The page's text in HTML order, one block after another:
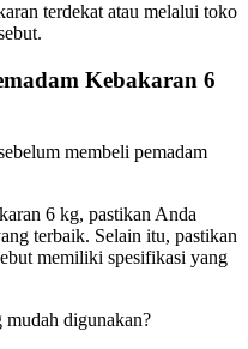
terdekat atau melalui toko
Kebakaran 6
membeli pemadam
6 kg, pastikan Anda
terbaik. Selain itu, pastikan
memiliki spesifikasi yang
mudah digunakan?